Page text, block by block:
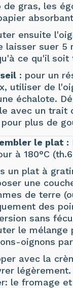
de gras, les
ensuite
laisser suer 5
ce qu'il soit
: pour un
utiliser de
échalote.
avec un trait
plus de
le plat :
à 180°C
un plat à
une
de terre
des
sans
le mélange
oignons
avec la
le fromage